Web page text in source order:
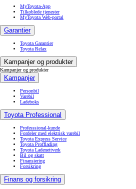
MyToyota-App
Tilkoblede tjenester
MyToyota Web-portal
Garantier
Toyota Garantier
Toyota Relax
Kampanjer og produkter
Kampanjer og produkter
Kampanjer
Personbil
Varebil
Ladeboks
Toyota Professional
Professsional-kunde
Fordeler med elektrisk varebil
Toyota Express Service
Toyota Profflading
Toyota Ladenettverk
Bil og skatt
Finansiering
Forsikring
Finans og forsikring